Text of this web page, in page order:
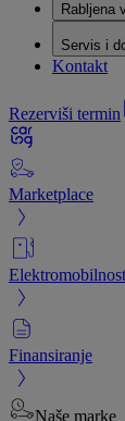
Rabljena
Servis i
Kontakt
Rezerviši termin
Marketplace
Elektromobilnost
Finansiranje
Naše marke